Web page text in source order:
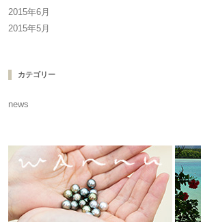
2015年6月
2015年5月
カテゴリー
news